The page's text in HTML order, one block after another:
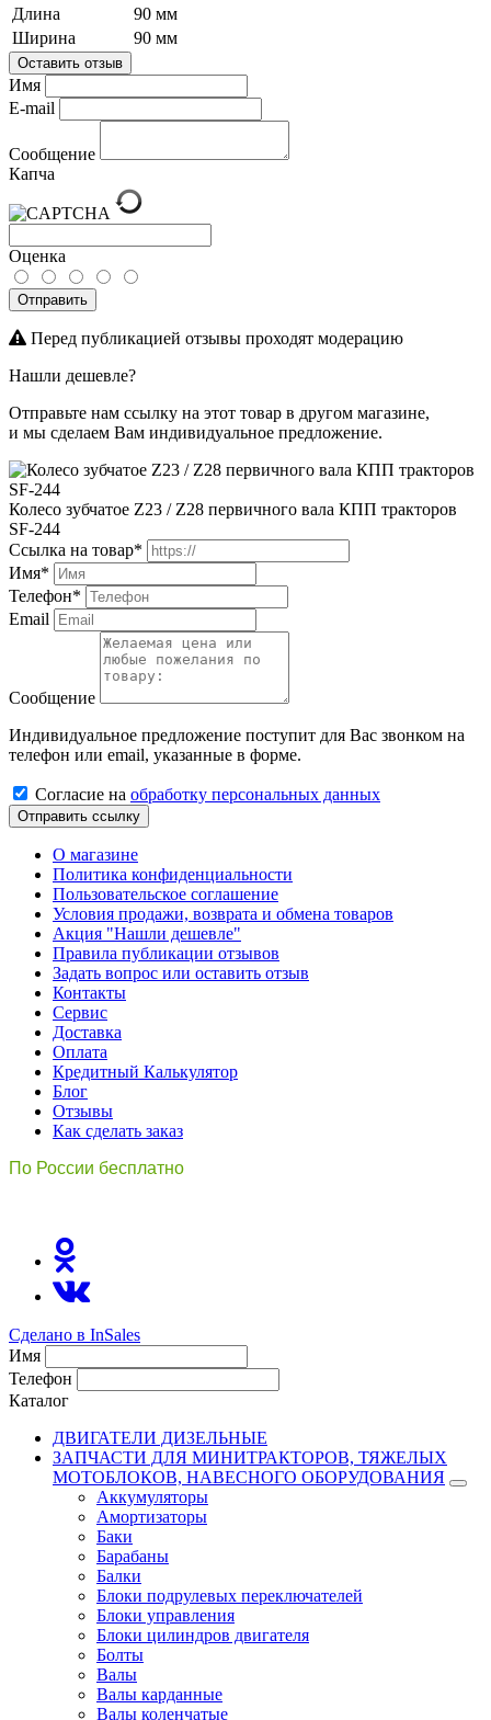
Длина
90 мм
Ширина
90 мм
Оставить отзыв
Имя
E-mail
Сообщение
Капча
Оценка
Отправить
Перед публикацией отзывы проходят модерацию
Нашли дешевле?
Отправьте нам ссылку на этот товар в другом магазине,
и мы сделаем Вам индивидуальное предложение.
Колесо зубчатое Z23 / Z28 первичного вала КПП тракторов
SF-244
Ссылка на товар*
Имя*
Телефон*
Email
Сообщение
Индивидуальное предложение поступит для Вас звонком на
телефон или email, указанные в форме.
Cогласиe на обработку персональных данных
Отправить ссылку
О магазине
Политика конфиденциальности
Пользовательское соглашение
Условия продажи, возврата и обмена товаров
Акция "Нашли дешевле"
Правила публикации отзывов
Задать вопрос или оставить отзыв
Контакты
Сервис
Доставка
Оплата
Кредитный Калькулятор
Блог
Отзывы
Как сделать заказ
По России бесплатно
Сделано в InSales
Имя
Телефон
Каталог
ДВИГАТЕЛИ ДИЗЕЛЬНЫЕ
ЗАПЧАСТИ ДЛЯ МИНИТРАКТОРОВ, ТЯЖЕЛЫХ
МОТОБЛОКОВ, НАВЕСНОГО ОБОРУДОВАНИЯ
Аккумуляторы
Амортизаторы
Баки
Барабаны
Балки
Блоки подрулевых переключателей
Блоки управления
Блоки цилиндров двигателя
Болты
Валы
Валы карданные
Валы коленчатые